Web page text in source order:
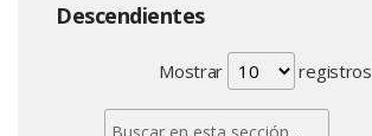
Descendientes
Mostrar registros